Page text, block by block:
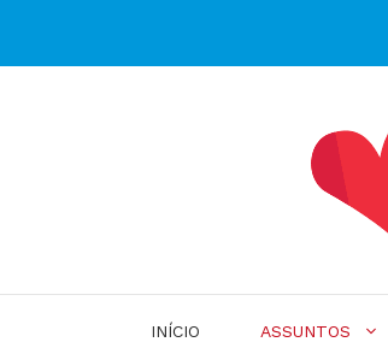
INÍCIO ASSUNTOS